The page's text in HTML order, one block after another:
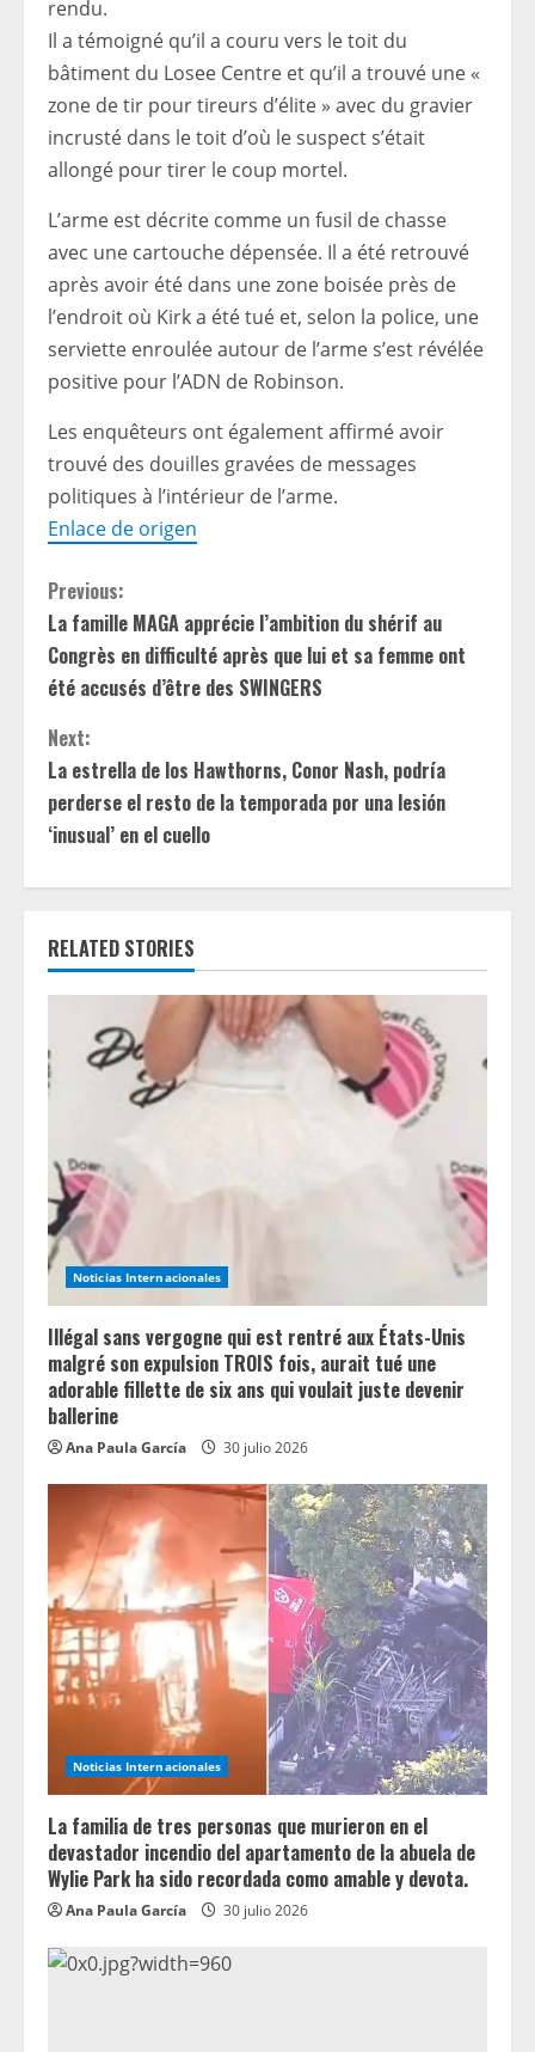
rendu.
Il a témoigné qu’il a couru vers le toit du
bâtiment du Losee Centre et qu’il a trouvé une «
zone de tir pour tireurs d’élite » avec du gravier
incrusté dans le toit d’où le suspect s’était
allongé pour tirer le coup mortel.
L’arme est décrite comme un fusil de chasse
avec une cartouche dépensée. Il a été retrouvé
après avoir été dans une zone boisée près de
l’endroit où Kirk a été tué et, selon la police, une
serviette enroulée autour de l’arme s’est révélée
positive pour l’ADN de Robinson.
Les enquêteurs ont également affirmé avoir
trouvé des douilles gravées de messages
politiques à l’intérieur de l’arme.
Enlace de origen
C
o
n
t
i
n
u
e
R
e
a
d
i
n
g
Previous:
La famille MAGA apprécie l’ambition du shérif au
Congrès en difficulté après que lui et sa femme ont
été accusés d’être des SWINGERS
Next:
La estrella de los Hawthorns, Conor Nash, podría
perderse el resto de la temporada por una lesión
‘inusual’ en el cuello
RELATED STORIES
Noticias Internacionales
Illégal sans vergogne qui est rentré aux États-Unis
malgré son expulsion TROIS fois, aurait tué une
adorable fillette de six ans qui voulait juste devenir
ballerine
Ana Paula García 30 julio 2026
Noticias Internacionales
La familia de tres personas que murieron en el
devastador incendio del apartamento de la abuela de
Wylie Park ha sido recordada como amable y devota.
Ana Paula García 30 julio 2026